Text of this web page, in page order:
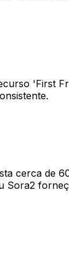
'First
cerca de